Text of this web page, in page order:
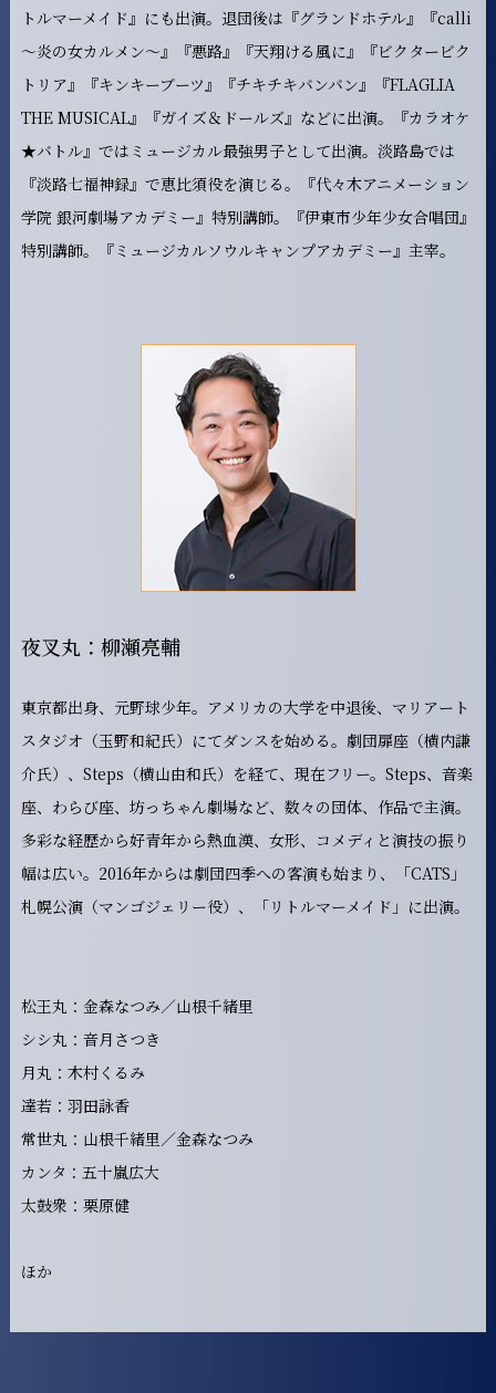
トルマーメイド』にも出演。退団後は『グランドホテル』『calli
～炎の女カルメン～』『悪路』『天翔ける風に』『ビクタービク
トリア』『キンキーブーツ』『チキチキバンバン』『FLAGLIA
THE MUSICAL』『ガイズ＆ドールズ』などに出演。『カラオケ
★バトル』ではミュージカル最強男子として出演。淡路島では
『淡路七福神録』で恵比須役を演じる。『代々木アニメーション
学院 銀河劇場アカデミー』特別講師。『伊東市少年少女合唱団』
特別講師。『ミュージカルソウルキャンプアカデミー』主宰。
夜叉丸：柳瀬亮輔
東京都出身、元野球少年。アメリカの大学を中退後、マリアート
スタジオ（玉野和紀氏）にてダンスを始める。劇団扉座（横内謙
介氏）、Steps（横山由和氏）を経て、現在フリー。Steps、音楽
座、わらび座、坊っちゃん劇場など、数々の団体、作品で主演。
多彩な経歴から好青年から熱血漢、女形、コメディと演技の振り
幅は広い。2016年からは劇団四季への客演も始まり、「CATS」
札幌公演（マンゴジェリー役）、「リトルマーメイド」に出演。
松王丸：金森なつみ／山根千緒里
シシ丸：音月さつき
月丸：木村くるみ
達若：羽田詠香
常世丸：山根千緒里／金森なつみ
カンタ：五十嵐広大
太鼓衆：栗原健
ほか